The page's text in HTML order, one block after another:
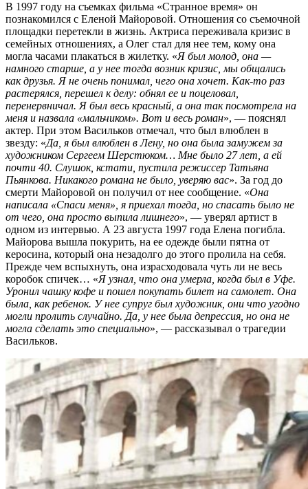
В 1997 году на съемках фильма «Странное время» он
познакомился с Еленой Майоровой. Отношения со съемочной
площадки перетекли в жизнь. Актриса переживала кризис в
семейных отношениях, а Олег стал для нее тем, кому она
могла часами плакаться в жилетку. «Я был молод, она —
намного старше, а у нее тогда возник кризис, мы общались
как друзья. Я не очень понимал, чего она хочет. Как-то раз
растерялся, перешел к делу: обнял ее и поцеловал,
перенервничал. Я был весь красный, а она так посмотрела на
меня и назвала «мальчиком». Вот и весь роман», — пояснял
актер. При этом Васильков отмечал, что был влюблен в
звезду: «Да, я был влюблен в Лену, но она была замужем за
художником Сергеем Шерстюком… Мне было 27 лет, а ей
почти 40. Слушок, кстати, пустила режиссер Татьяна
Пьянкова. Никакого романа не было, уверяю вас». За год до
смерти Майоровой он получил от нее сообщение. «Она
написала «Спаси меня», я приехал тогда, но спасать было не
от чего, она просто выпила лишнего», — уверял артист в
одном из интервью. А 23 августа 1997 года Елена погибла.
Майорова вышла покурить, на ее одежде были пятна от
керосина, который она незадолго до этого пролила на себя.
Прежде чем вспыхнуть, она израсходовала чуть ли не весь
коробок спичек… «Я узнал, что она умерла, когда был в Уфе.
Уронил чашку кофе и пошел покупать билет на самолет. Она
была, как ребенок. У нее супруг был художник, они что угодно
могли пролить случайно. Да, у нее была депрессия, но она не
могла сделать это специально», — рассказывал о трагедии
Васильков.